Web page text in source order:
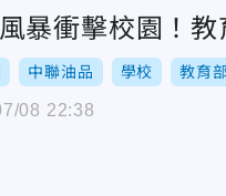
暴衝擊校園！
中聯油品 學校 教育部
08 22:38